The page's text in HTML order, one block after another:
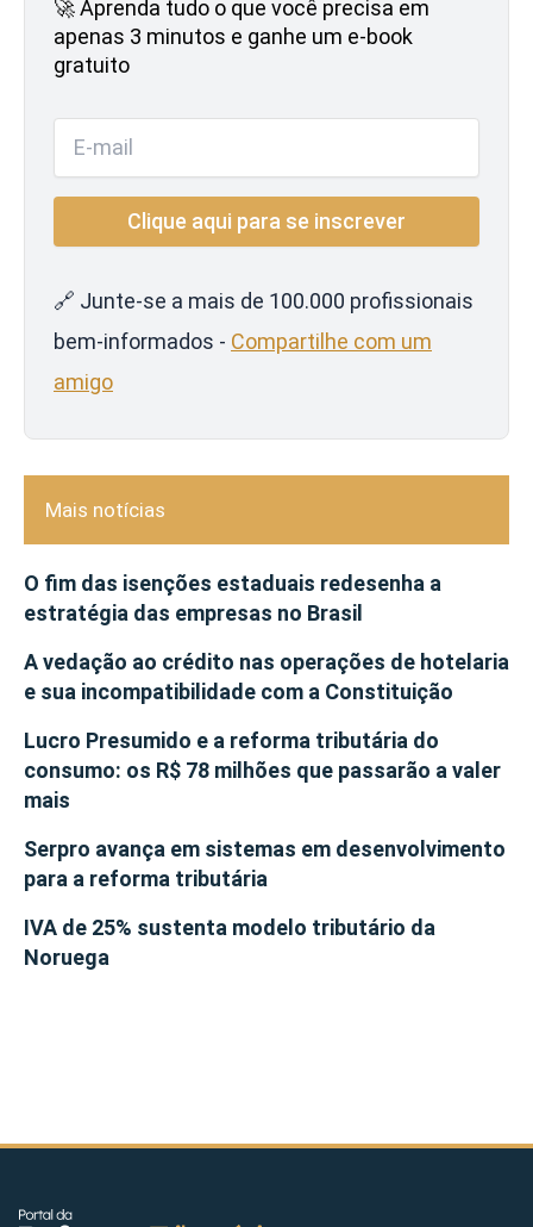
🚀 Aprenda tudo o que você precisa em
apenas 3 minutos e ganhe um e-book
gratuito
🔗 Junte-se a mais de 100.000 profissionais
bem-informados - Compartilhe com um
amigo
Mais notícias
O fim das isenções estaduais redesenha a
estratégia das empresas no Brasil
A vedação ao crédito nas operações de hotelaria
e sua incompatibilidade com a Constituição
Lucro Presumido e a reforma tributária do
consumo: os R$ 78 milhões que passarão a valer
mais
Serpro avança em sistemas em desenvolvimento
para a reforma tributária
IVA de 25% sustenta modelo tributário da
Noruega